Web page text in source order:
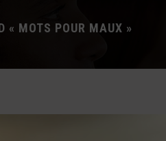
« MOTS POUR MAUX »